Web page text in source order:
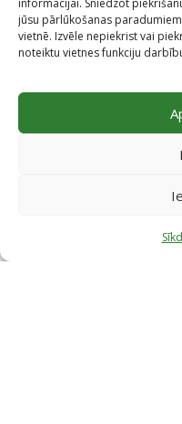
jūsu pārlūkošanas
vietnē. Izvēle nepiekrist vai
noteiktu vietnes funkciju